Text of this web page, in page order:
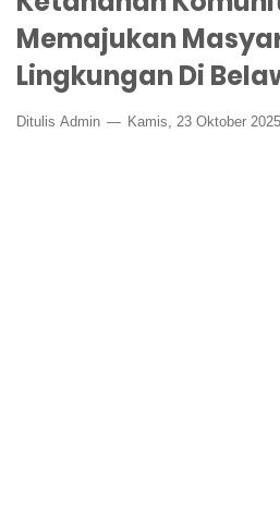
Memajukan
Lingkungan Di
Ditulis Admin Kamis, 23 Oktober 2025